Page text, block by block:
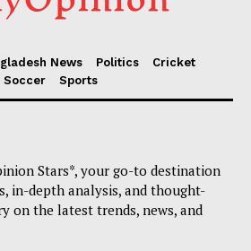
News Politics
Cricket
Soccer
Sports
Stars*, your go-to destination
in-depth analysis, and thought-
on the latest trends, news, and